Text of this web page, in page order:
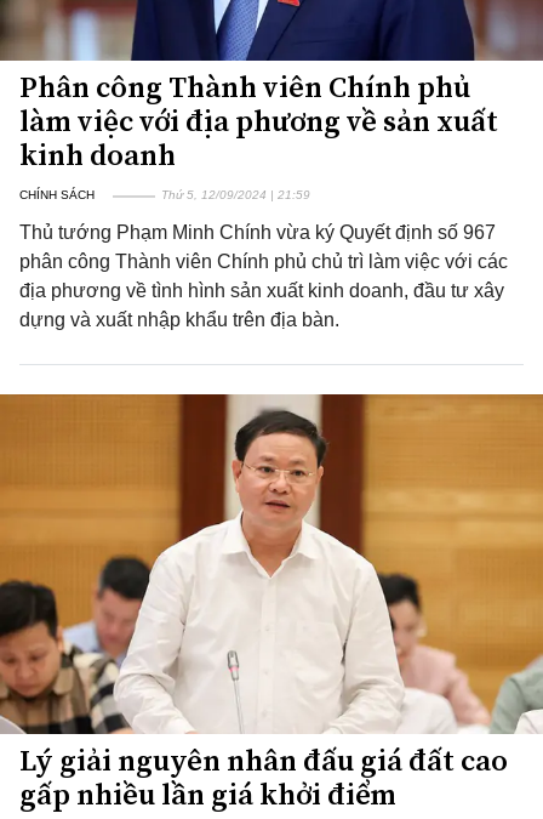
Phân công Thành viên Chính phủ
làm việc với địa phương về sản xuất
kinh doanh
CHÍNH SÁCH Thứ 5, 12/09/2024 | 21:59
Thủ tướng Phạm Minh Chính vừa ký Quyết định số 967
phân công Thành viên Chính phủ chủ trì làm việc với các
địa phương về tình hình sản xuất kinh doanh, đầu tư xây
dựng và xuất nhập khẩu trên địa bàn.
Lý giải nguyên nhân đấu giá đất cao
gấp nhiều lần giá khởi điểm